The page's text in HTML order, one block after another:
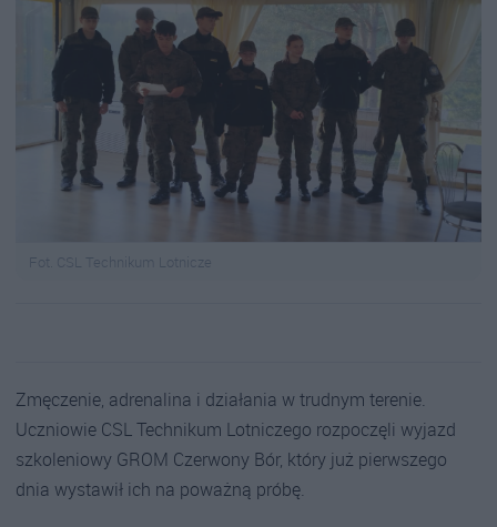
Fot. CSL Technikum Lotnicze
Zmęczenie, adrenalina i działania w trudnym terenie.
Uczniowie CSL Technikum Lotniczego rozpoczęli wyjazd
szkoleniowy GROM Czerwony Bór, który już pierwszego
dnia wystawił ich na poważną próbę.